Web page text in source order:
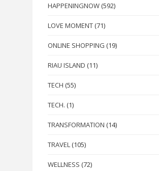
HAPPENINGNOW (592)
LOVE MOMENT (71)
ONLINE SHOPPING (19)
RIAU ISLAND (11)
TECH (55)
TECH. (1)
TRANSFORMATION (14)
TRAVEL (105)
WELLNESS (72)